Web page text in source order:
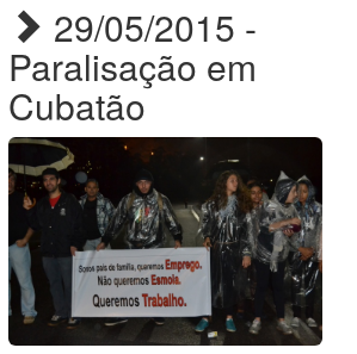
29/05/2015 -
Paralisação em
Cubatão